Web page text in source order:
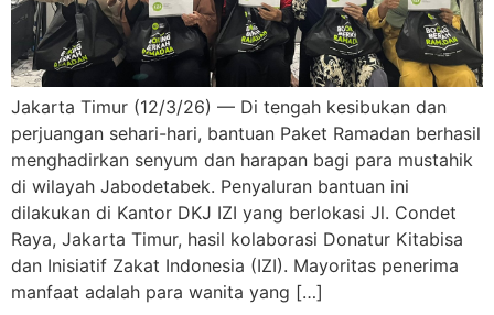
Jakarta Timur (12/3/26) — Di tengah kesibukan dan
perjuangan sehari-hari, bantuan Paket Ramadan berhasil
menghadirkan senyum dan harapan bagi para mustahik
di wilayah Jabodetabek. Penyaluran bantuan ini
dilakukan di Kantor DKJ IZI yang berlokasi Jl. Condet
Raya, Jakarta Timur, hasil kolaborasi Donatur Kitabisa
dan Inisiatif Zakat Indonesia (IZI). Mayoritas penerima
manfaat adalah para wanita yang […]